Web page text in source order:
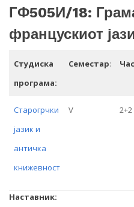
ГФ505И/18:
францускиот
Студиска
програма:
Семестар:
Старогрчки
јазик и
античка
книжевност
V 2+2
Наставник: